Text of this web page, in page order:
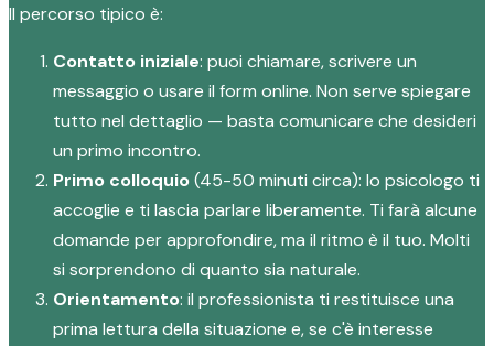
Il percorso tipico è:
Contatto iniziale: puoi chiamare, scrivere un
messaggio o usare il form online. Non serve spiegare
tutto nel dettaglio — basta comunicare che desideri
un primo incontro.
Primo colloquio(45-50 minuti circa): lo psicologo ti
accoglie e ti lascia parlare liberamente. Ti farà alcune
domande per approfondire, ma il ritmo è il tuo. Molti
si sorprendono di quanto sia naturale.
Orientamento: il professionista ti restituisce una
prima lettura della situazione e, se c'è interesse